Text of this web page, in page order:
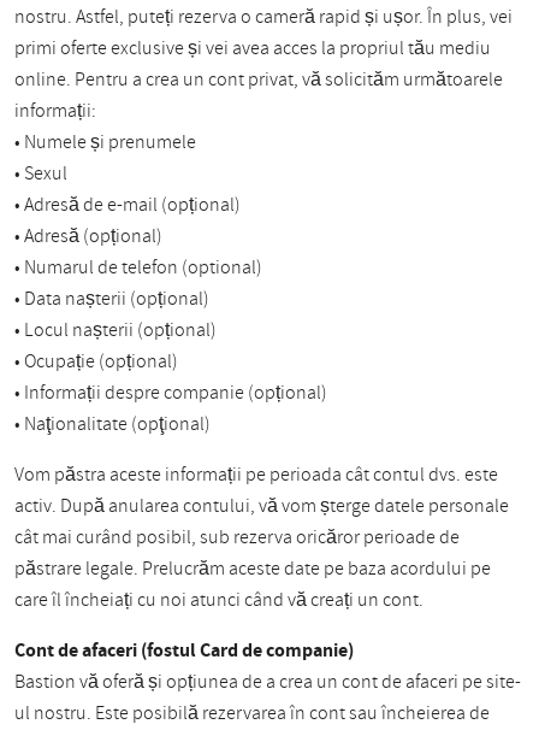
nostru. Astfel, puteți rezerva o cameră rapid și ușor. În plus, vei
primi oferte exclusive și vei avea acces la propriul tău mediu
online. Pentru a crea un cont privat, vă solicităm următoarele
informații:
• Numele și prenumele
• Sexul
• Adresă de e-mail (opțional)
• Adresă (opțional)
• Numarul de telefon (optional)
• Data nașterii (opțional)
• Locul nașterii (opțional)
• Ocupație (opțional)
• Informații despre companie (opțional)
• Naţionalitate (opţional)
Vom păstra aceste informații pe perioada cât contul dvs. este
activ. După anularea contului, vă vom șterge datele personale
cât mai curând posibil, sub rezerva oricăror perioade de
păstrare legale. Prelucrăm aceste date pe baza acordului pe
care îl încheiați cu noi atunci când vă creați un cont.
Cont de afaceri (fostul Card de companie)
Bastion vă oferă și opțiunea de a crea un cont de afaceri pe site-
ul nostru. Este posibilă rezervarea în cont sau încheierea de